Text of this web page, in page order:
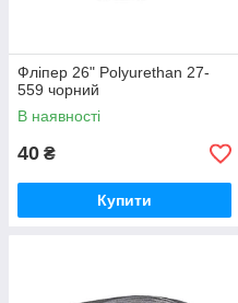
Фліпер 26" Polyurethan 27-
559 чорний
В наявності
40 ₴
Купити